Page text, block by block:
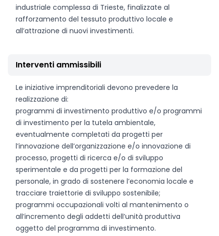
industriale complessa di Trieste, finalizzate al
rafforzamento del tessuto produttivo locale e
all’attrazione di nuovi investimenti.
Interventi ammissibili
Le iniziative imprenditoriali devono prevedere la
realizzazione di:
programmi di investimento produttivo e/o programmi
di investimento per la tutela ambientale,
eventualmente completati da progetti per
l’innovazione dell’organizzazione e/o innovazione di
processo, progetti di ricerca e/o di sviluppo
sperimentale e da progetti per la formazione del
personale, in grado di sostenere l’economia locale e
tracciare traiettorie di sviluppo sostenibile;
programmi occupazionali volti al mantenimento o
all’incremento degli addetti dell’unità produttiva
oggetto del programma di investimento.